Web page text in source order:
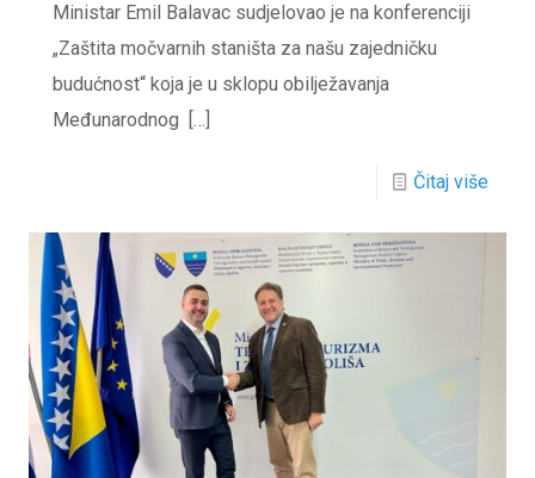
Ministar Emil Balavac sudjelovao je na konferenciji
„Zaštita močvarnih staništa za našu zajedničku
budućnost“ koja je u sklopu obilježavanja
Međunarodnog
[…]
Čitaj više